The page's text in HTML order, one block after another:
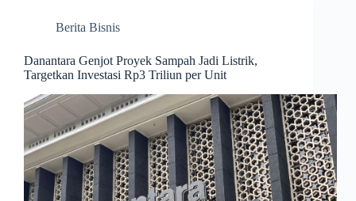
Berita Bisnis
Danantara Genjot Proyek Sampah Jadi Listrik,
Targetkan Investasi Rp3 Triliun per Unit